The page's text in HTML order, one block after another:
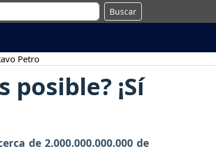
Buscar
Petro
posible? ¡Sí
de 2.000.000.000.000 de